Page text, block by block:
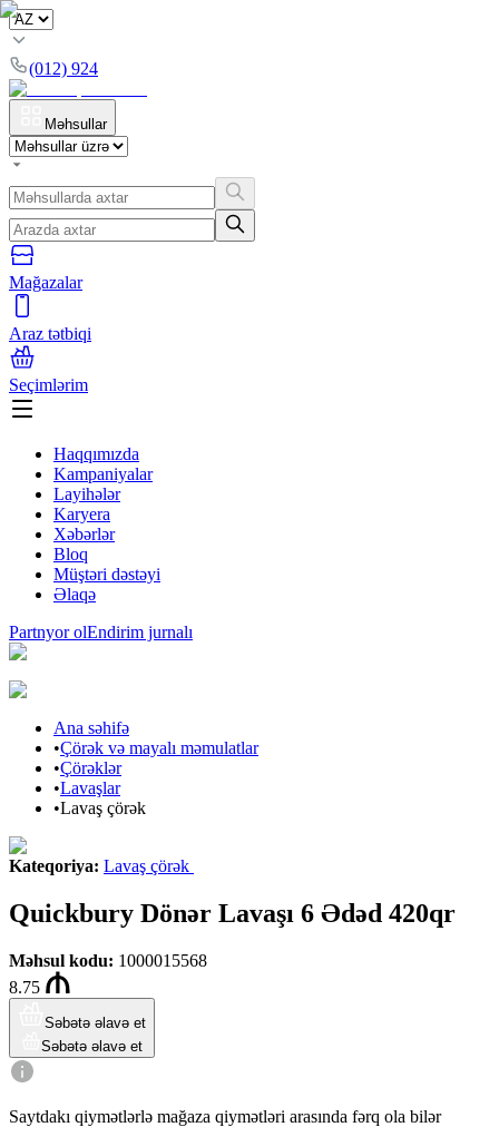
(012) 924
Məhsullar
Mağazalar
Araz tətbiqi
Seçimlərim
Haqqımızda
Kampaniyalar
Layihələr
Karyera
Xəbərlər
Bloq
Müştəri dəstəyi
Əlaqə
Partnyor olEndirim jurnalı
Ana səhifə
•Çörək və mayalı məmulatlar
•Çörəklər
•Lavaşlar
•Lavaş çörək
Kateqoriya: Lavaş çörək
Quickbury Dönər Lavaşı 6 Ədəd 420qr
Məhsul kodu: 1000015568
8.75
Səbətə əlavə et
Səbətə əlavə et
Saytdakı qiymətlərlə mağaza qiymətləri arasında fərq ola bilər